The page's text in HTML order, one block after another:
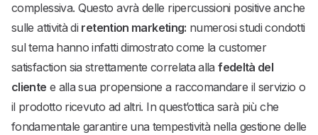
complessiva. Questo avrà delle ripercussioni positive anche
sulle attività di retention marketing: numerosi studi condotti
sul tema hanno infatti dimostrato come la customer
satisfaction sia strettamente correlata allafedeltà del
cliente e alla sua propensione a raccomandare il servizio o
il prodotto ricevuto ad altri. In quest’ottica sarà più che
fondamentale garantire una tempestività nella gestione delle